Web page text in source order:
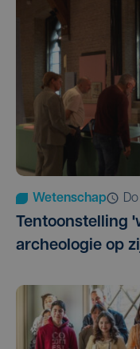
Wetenschap
Tentoonstelling
archeologie op